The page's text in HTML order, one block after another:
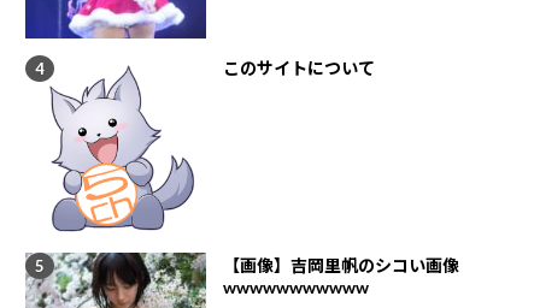
このサイトについて
【画像】吉岡里帆のシコい画像
wwwwwwwwwww